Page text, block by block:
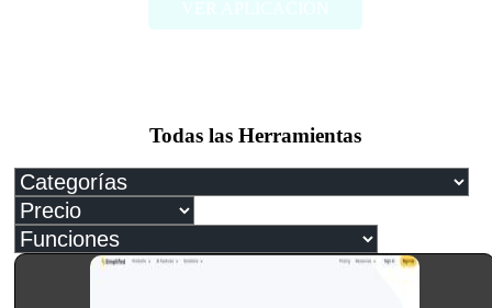
Todas las Herramientas